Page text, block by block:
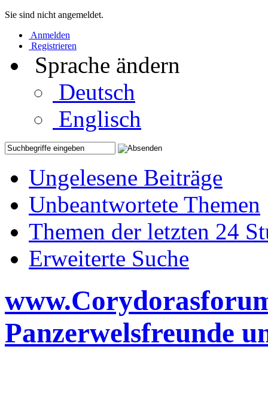
Sie sind nicht angemeldet.
Anmelden
Registrieren
Sprache ändern
Deutsch
Englisch
Ungelesene Beiträge
Unbeantwortete Themen
Themen der letzten 24
Erweiterte Suche
Panzerwelsfreunde